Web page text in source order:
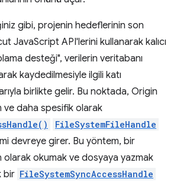
gibi, projenin hedeflerinin son
JavaScript API'lerini kullanarak kalıcı
desteği", verilerin veritabanı
kaydedilmesiyle ilgili katı
birlikte gelir. Bu noktada, Origin
ve daha spesifik olarak
FileSystemFileHandle
devreye girer. Bu yöntem, bir
okumak ve dosyaya yazmak
bir FileSystemSyncAccessHandle